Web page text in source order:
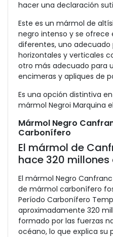
hacer una declaración
Este es un mármol de
negro intenso y se ofrece
diferentes, uno adecuado
horizontales y verticales
otro más adecuado para
encimeras y apliques de
Es una opción distintiva
mármol Negroi Marquina
Mármol Negro
Carbonífero
El mármol de
hace 320 millones
El mármol Negro
de mármol carbonífero
Período Carbonífero
aproximadamente 320
formado por las fuerzas
océano, lo que explica su